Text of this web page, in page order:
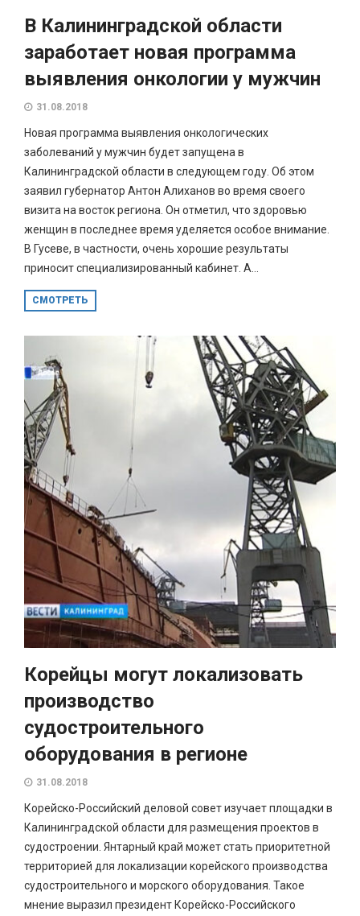
В Калининградской области
заработает новая программа
выявления онкологии у мужчин
31.08.2018
Новая программа выявления онкологических
заболеваний у мужчин будет запущена в
Калининградской области в следующем году. Об этом
заявил губернатор Антон Алиханов во время своего
визита на восток региона. Он отметил, что здоровью
женщин в последнее время уделяется особое внимание.
В Гусеве, в частности, очень хорошие результаты
приносит специализированный кабинет. А...
СМОТРЕТЬ
Корейцы могут локализовать
производство
судостроительного
оборудования в регионе
31.08.2018
Корейско-Российский деловой совет изучает площадки в
Калининградской области для размещения проектов в
судостроении. Янтарный край может стать приоритетной
территорией для локализации корейского производства
судостроительного и морского оборудования. Такое
мнение выразил президент Корейско-Российского